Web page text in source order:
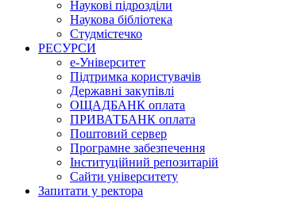
Наукові підрозділи
Наукова бібліотека
Студмістечко
РЕСУРСИ
е-Університет
Підтримка користувачів
Державні закупівлі
ОЩАДБАНК оплата
ПРИВАТБАНК оплата
Поштовий сервер
Програмне забезпечення
Інституційний репозитарій
Сайти університету
Запитати у ректора